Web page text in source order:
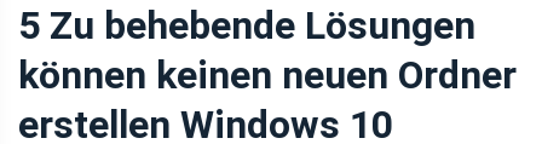
5 Zu behebende Lösungen
können keinen neuen Ordner
erstellen Windows 10